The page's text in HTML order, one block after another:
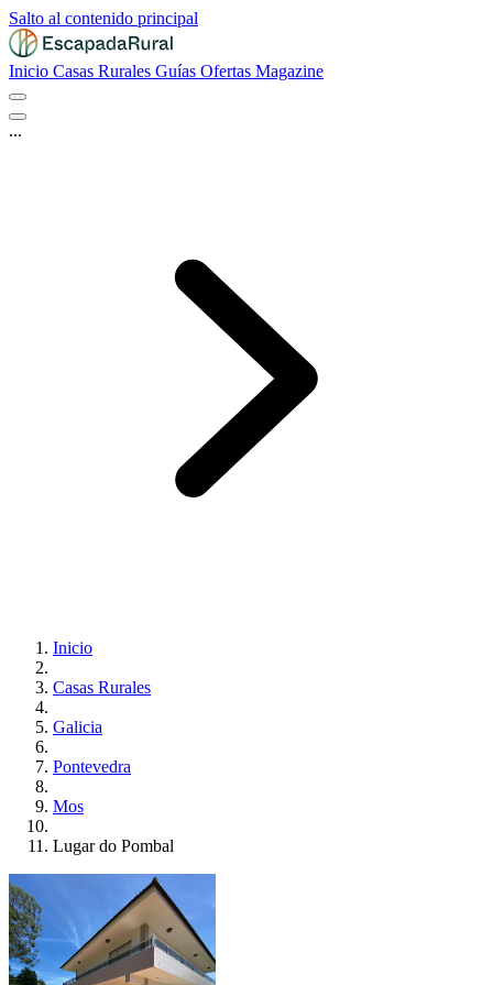
Salto al contenido principal
Inicio Casas Rurales Guías Ofertas Magazine
...
Inicio
Casas Rurales
Galicia
Pontevedra
Mos
Lugar do Pombal